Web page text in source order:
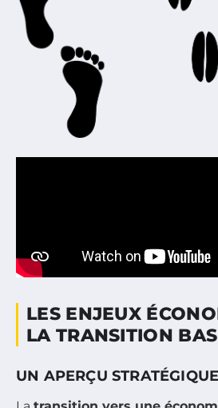
LES ENJEUX
LA TRANSITION
UN APERÇU STRATÉGIQUE